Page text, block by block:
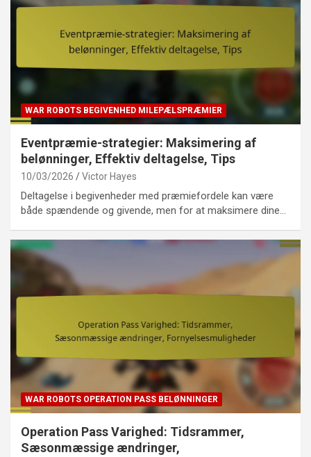
WAR ROBOTS BEGIVENHED MILEPÆLSPRÆMIER
Eventpræmie-strategier: Maksimering af
belønninger, Effektiv deltagelse, Tips
10/03/2026 Victor Hayes
Deltagelse i begivenheder med præmiefordele kan være
både spændende og givende, men for at maksimere dine…
WAR ROBOTS OPERATION PASS BELØNNINGER
Operation Pass Varighed: Tidsrammer,
Sæsonmæssige ændringer,